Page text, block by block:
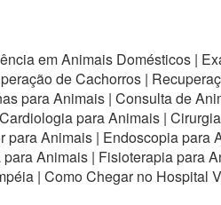
em Animais Domésticos |
de Cachorros |
para Animais | Consulta de
para Animais |
para Animais | Endoscopia para
Animais | Fisioterapia para
| Como Chegar no Hospital